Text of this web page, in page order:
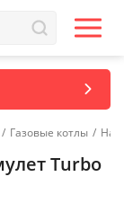
/ Газовые котлы /
Turbo